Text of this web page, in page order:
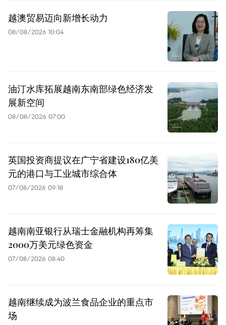
越澳贸易迈向新增长动力
08/08/2026 10:04
油汀水库拓展越南东南部绿色经济发
展新空间
08/08/2026 07:00
英国投资商提议在广宁省建设180亿美
元的港口与工业城市综合体
07/08/2026 09:18
越南南亚银行从瑞士金融机构再筹集
2000万美元绿色资金
07/08/2026 08:40
越南继续成为波兰食品企业的重点市
场